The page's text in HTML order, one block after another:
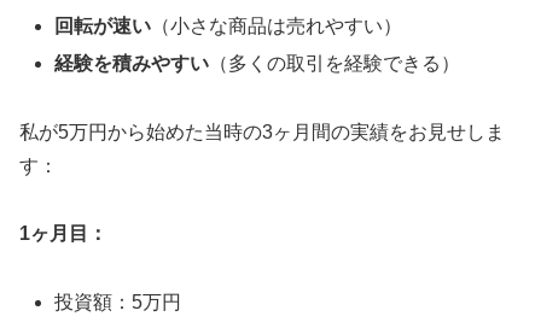
回転が速い （小さな商品は売れやすい）
経験を積みやすい （多くの取引を経験できる）
私が5万円から始めた当時の3ヶ月間の実績をお見せしま
す：
1ヶ月目：
投資額：5万円